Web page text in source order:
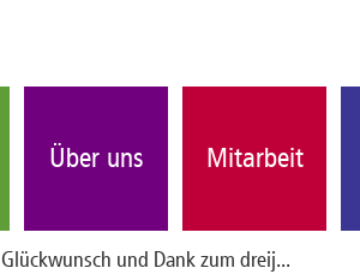
Über uns Mitarbeit
Glückwunsch und Dank zum dreij...